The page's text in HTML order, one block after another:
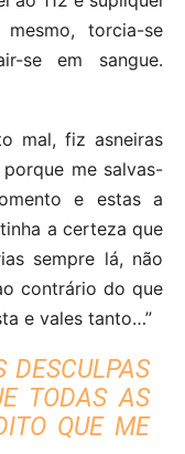
torcia-se
se em sangue.
mal, fiz asneiras
me salvas-
e estas a
a certeza que
sempre lá, não
contrário do que
e vales tanto…”
DESCULPAS
TODAS AS
QUE ME